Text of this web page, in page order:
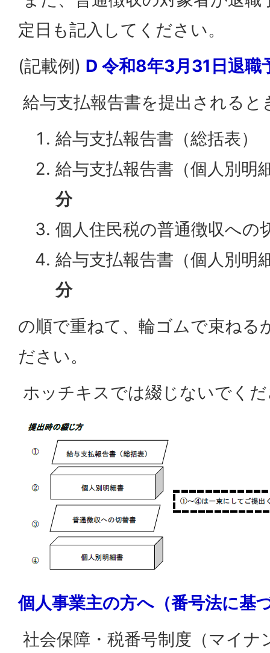
定日も記入してください。
(記載例) D 令和8年3月31日退職
給与支払報告書を提出されると
給与支払報告書（総括表）
給与支払報告書（個人別明
分
個人住民税の普通徴収への
給与支払報告書（個人別明
分
の順で重ねて、輪ゴムで束ねる
ださい。
ホッチキスでは綴じないでく
個人事業主の方へ（番号法に基
社会保障・税番号制度（マイ